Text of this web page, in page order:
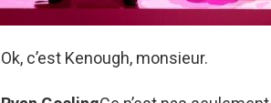
Ok, c’est Kenough, monsieur.